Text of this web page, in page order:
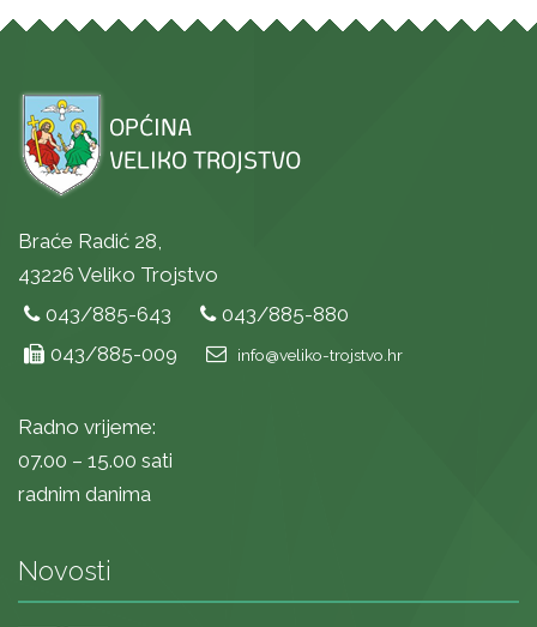
Braće Radić 28,
43226 Veliko Trojstvo
043/885-643
043/885-880
043/885-009
info@veliko-trojstvo.hr
Radno vrijeme:
07.00 – 15.00 sati
radnim danima
Novosti